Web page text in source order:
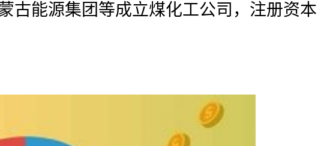
古能源集团等成立煤化工公司，注册资本